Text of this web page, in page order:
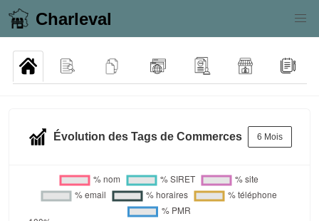
Charleval
Évolution des Tags de Commerces 6 Mois